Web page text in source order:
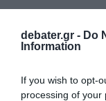
debater.gr - Do
Information
If you wish to opt-
processing of your
Αεροδρόμιο
2028